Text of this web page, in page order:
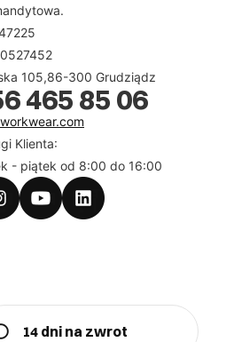
105,86-300 Grudziądz
465 85 06
Klienta:
- piątek od 8:00 do 16:00
14 dni na zwrot